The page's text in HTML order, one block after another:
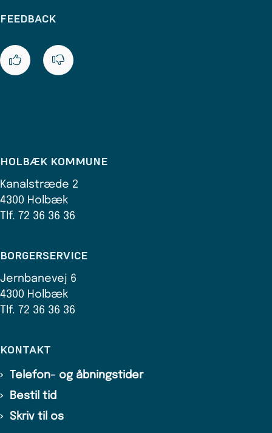
FEEDBACK
HOLBÆK KOMMUNE
Kanalstræde 2
4300 Holbæk
Tlf. 72 36 36 36
BORGERSERVICE
Jernbanevej 6
4300 Holbæk
Tlf. 72 36 36 36
KONTAKT
Telefon- og åbningstider
Bestil tid
Skriv til os